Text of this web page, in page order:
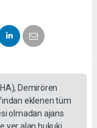
Demirören
eklenen tüm
olmadan ajans